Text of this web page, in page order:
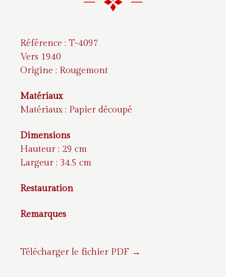
Référence : T-4097
Vers 1940
Origine : Rougemont
Matériaux
Matériaux : Papier découpé
Dimensions
Hauteur : 29 cm
Largeur : 34.5 cm
Restauration
Remarques
Télécharger le fichier PDF →